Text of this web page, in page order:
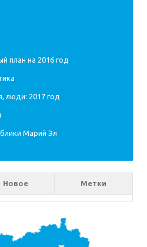
план на 2016 год
люди: 2017 год
Марий Эл
Новое Метки